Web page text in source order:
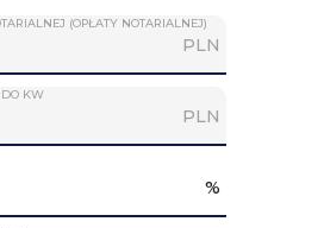
(OPŁATY NOTARIALNEJ)
PLN
DO KW
PLN
%